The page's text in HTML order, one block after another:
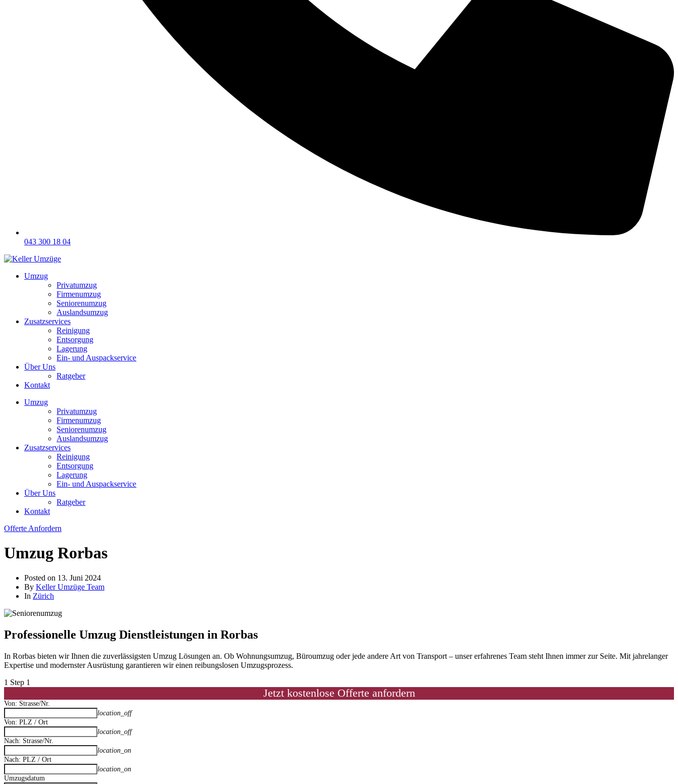
043 300 18 04
Umzug
Privatumzug
Firmenumzug
Seniorenumzug
Auslandsumzug
Zusatzservices
Reinigung
Entsorgung
Lagerung
Ein- und Auspackservice
Über Uns
Ratgeber
Kontakt
Umzug
Privatumzug
Firmenumzug
Seniorenumzug
Auslandsumzug
Zusatzservices
Reinigung
Entsorgung
Lagerung
Ein- und Auspackservice
Über Uns
Ratgeber
Kontakt
Offerte Anfordern
Umzug Rorbas
Posted on 13. Juni 2024
By Keller Umzüge Team
In Zürich
Professionelle Umzug Dienstleistungen in Rorbas
In Rorbas bieten wir Ihnen die zuverlässigsten Umzug Lösungen an. Ob Wohnungsumzug, Büroumzug oder jede andere Art von Transport – unser erfahrenes Team steht Ihnen immer zur Seite. Mit jahrelanger
Expertise und modernster Ausrüstung garantieren wir einen reibungslosen Umzugsprozess.
1 Step 1
Jetzt kostenlose Offerte anfordern
Von: Strasse/Nr.
location_off
Von: PLZ / Ort
location_off
Nach: Strasse/Nr.
location_on
Nach: PLZ / Ort
location_on
Umzugsdatum